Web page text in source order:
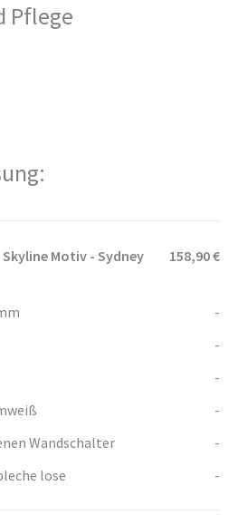
Pflege
Motiv - Sydney
158,90 €
-
-
-
-
Wandschalter
-
lose
-